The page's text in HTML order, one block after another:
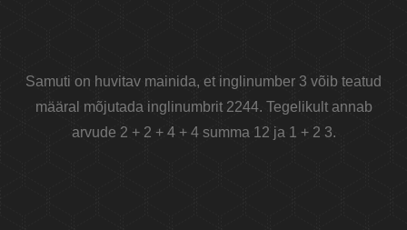
Samuti on huvitav mainida, et inglinumber 3 võib teatud
määral mõjutada inglinumbrit 2244. Tegelikult annab
arvude 2 + 2 + 4 + 4 summa 12 ja 1 + 2 3.